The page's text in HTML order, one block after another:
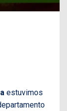
estuvimos